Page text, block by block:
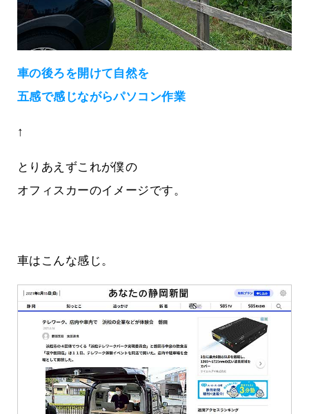
車の後ろを開けて自然を
五感で感じながらパソコン作業
↑
とりあえずこれが僕の
オフィスカーのイメージです。
車はこんな感じ。